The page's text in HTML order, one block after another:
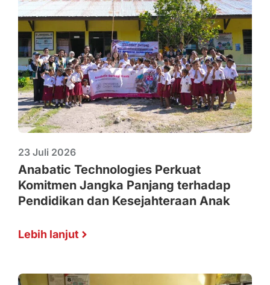
23 Juli 2026
Anabatic Technologies Perkuat
Komitmen Jangka Panjang terhadap
Pendidikan dan Kesejahteraan Anak
Lebih lanjut